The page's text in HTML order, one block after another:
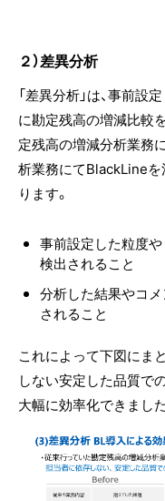
２）差異分析
「差異分析」は、事前設
に勘定残高の増減比較
定残高の増減分析業務
析業務にてBlackLine
ります。
事前設定した粒度
検出されること
分析した結果やコ
されること
これによって下図にま
しない安定した品質で
大幅に効率化できました